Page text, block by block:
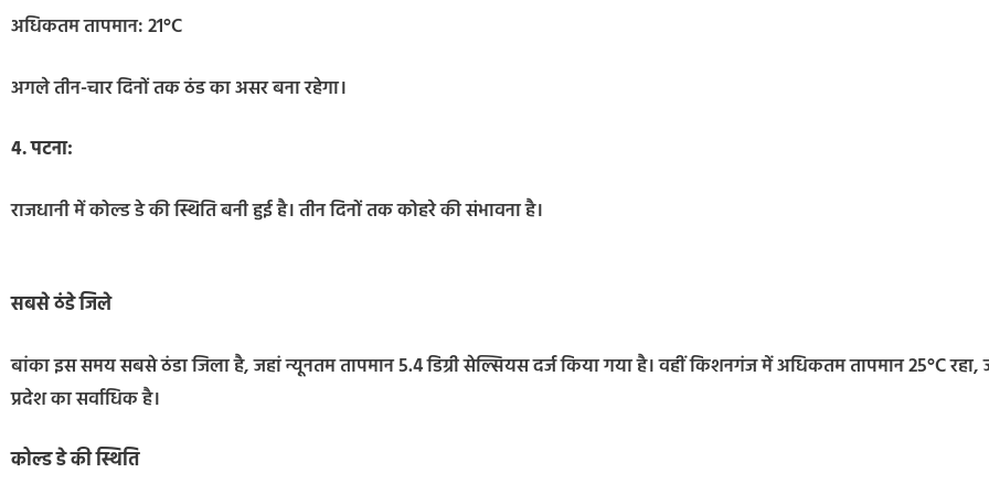
अधिकतम तापमान: 21°C
अगले तीन-चार दिनों तक ठंड का असर बना रहेगा।
4. पटना:
राजधानी में कोल्ड डे की स्थिति बनी हुई है। तीन दिनों तक कोहरे की संभावना है।
सबसे ठंडे जिले
बांका इस समय सबसे ठंडा जिला है, जहां न्यूनतम तापमान 5.4 डिग्री सेल्सियस दर्ज किया गया है। वहीं किशनगंज में अधिकतम तापमान 25°C रहा,
प्रदेश का सर्वाधिक है।
कोल्ड डे की स्थिति